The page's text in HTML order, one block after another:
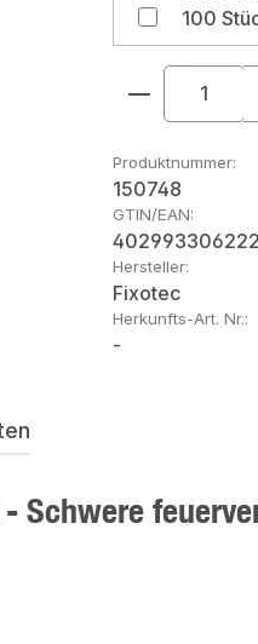
Produkt
Produktnummer:
150748
GTIN/EAN:
Hersteller:
Fixotec
Herkunfts-Art. Nr.:
-
Schwere